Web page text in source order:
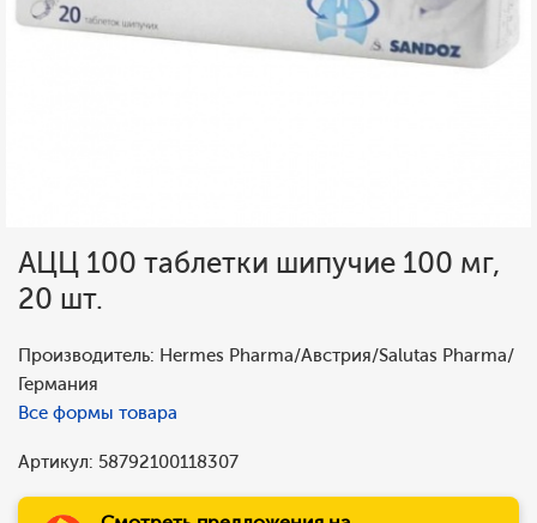
АЦЦ 100 таблетки шипучие 100 мг,
20 шт.
Производитель: Hermes Pharma/Австрия/Salutas Pharma/
Германия
Все формы товара
Артикул: 58792100118307